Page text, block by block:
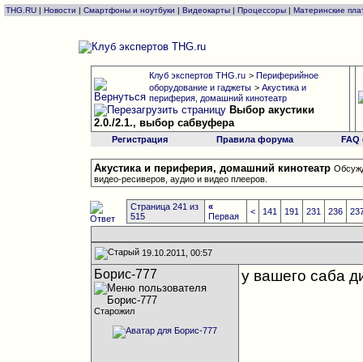
THG.RU | Новости | Смартфоны и ноутбуки | Видеокарты | Процессоры | Материнские
Клуб экспертов THG.ru > Периферийное
оборудование и гаджеты > Акустика и
периферия, домашний кинотеатр
Выбор акустики
2.0./2.1., выбор сабвуфера
Регистрация Правила форума
Акустика и периферия, домашний кинотеатр
видео-ресиверов, аудио и видео плееров.
Страница 241 из
515
«
Первая
< 141 191 231 236
19.10.2011, 00:57
Борис-777
Старожил
у вашего саба